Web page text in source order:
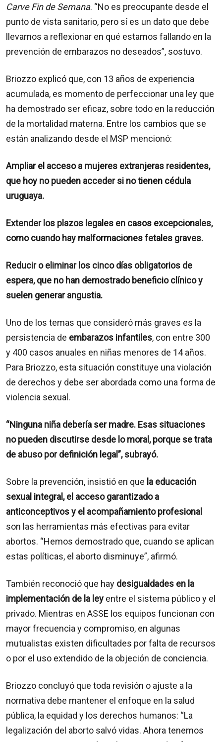
Carve Fin de Semana. “No es preocupante desde el
punto de vista sanitario, pero sí es un dato que debe
llevarnos a reflexionar en qué estamos fallando en la
prevención de embarazos no deseados”, sostuvo.
Briozzo explicó que, con 13 años de experiencia
acumulada, es momento de perfeccionar una ley que
ha demostrado ser eficaz, sobre todo en la reducción
de la mortalidad materna. Entre los cambios que se
están analizando desde el MSP mencionó:
Ampliar el acceso a mujeres extranjeras residentes,
que hoy no pueden acceder si no tienen cédula
uruguaya.
Extender los plazos legales en casos excepcionales,
como cuando hay malformaciones fetales graves.
Reducir o eliminar los cinco días obligatorios de
espera, que no han demostrado beneficio clínico y
suelen generar angustia.
Uno de los temas que consideró más graves es la
persistencia de embarazos infantiles, con entre 300
y 400 casos anuales en niñas menores de 14 años.
Para Briozzo, esta situación constituye una violación
de derechos y debe ser abordada como una forma de
violencia sexual.
“Ninguna niña debería ser madre. Esas situaciones
no pueden discutirse desde lo moral, porque se trata
de abuso por definición legal”, subrayó.
Sobre la prevención, insistió en que la educación
sexual integral, el acceso garantizado a
anticonceptivos y el acompañamiento profesional
son las herramientas más efectivas para evitar
abortos. “Hemos demostrado que, cuando se aplican
estas políticas, el aborto disminuye”, afirmó.
También reconoció que hay desigualdades en la
implementación de la ley entre el sistema público y el
privado. Mientras en ASSE los equipos funcionan con
mayor frecuencia y compromiso, en algunas
mutualistas existen dificultades por falta de recursos
o por el uso extendido de la objeción de conciencia.
Briozzo concluyó que toda revisión o ajuste a la
normativa debe mantener el enfoque en la salud
pública, la equidad y los derechos humanos: “La
legalización del aborto salvó vidas. Ahora tenemos